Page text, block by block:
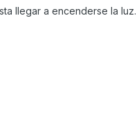
llegar a encenderse la luz.